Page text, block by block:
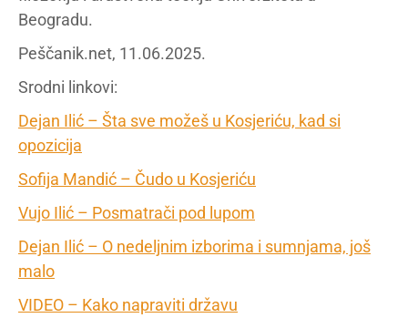
Beogradu.
Peščanik.net, 11.06.2025.
Srodni linkovi:
Dejan Ilić – Šta sve možeš u Kosjeriću, kad si
opozicija
Sofija Mandić – Čudo u Kosjeriću
Vujo Ilić – Posmatrači pod lupom
Dejan Ilić – O nedeljnim izborima i sumnjama, još
malo
VIDEO – Kako napraviti državu